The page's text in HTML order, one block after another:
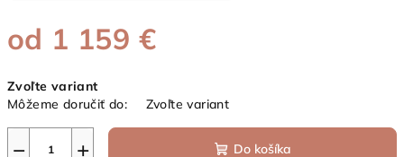
od 1 159 €
cena:
Zvoľte variant
Môžeme doručiť do:
Zvoľte variant
+
− Do košíka